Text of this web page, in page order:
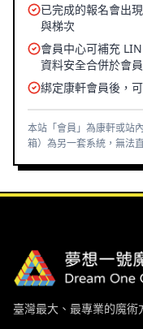
已完成的報名會出
與梯次
會員中心可補充
資料安全合併於會
綁定康軒會員後，
本站「會員」為康軒或站
箱）為另一套系統，無法
臺灣最大、最專業的魔術